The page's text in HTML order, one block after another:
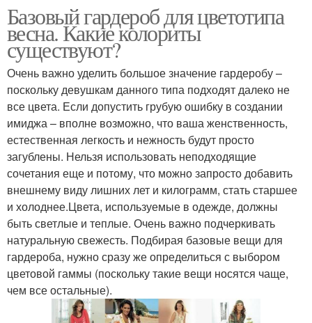
Базовый гардероб для цветотипа
весна. Какие колориты
существуют?
Очень важно уделить большое значение гардеробу –
поскольку девушкам данного типа подходят далеко не
все цвета. Если допустить грубую ошибку в создании
имиджа – вполне возможно, что ваша женственность,
естественная легкость и нежность будут просто
загублены. Нельзя использовать неподходящие
сочетания еще и потому, что можно запросто добавить
внешнему виду лишних лет и килограмм, стать старшее
и холоднее.Цвета, используемые в одежде, должны
быть светлые и теплые. Очень важно подчеркивать
натуральную свежесть. Подбирая базовые вещи для
гардероба, нужно сразу же определиться с выбором
цветовой гаммы (поскольку такие вещи носятся чаще,
чем все остальные).